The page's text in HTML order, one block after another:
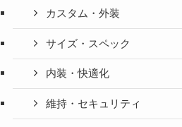
カスタム・外装
サイズ・スペック
内装・快適化
維持・セキュリティ